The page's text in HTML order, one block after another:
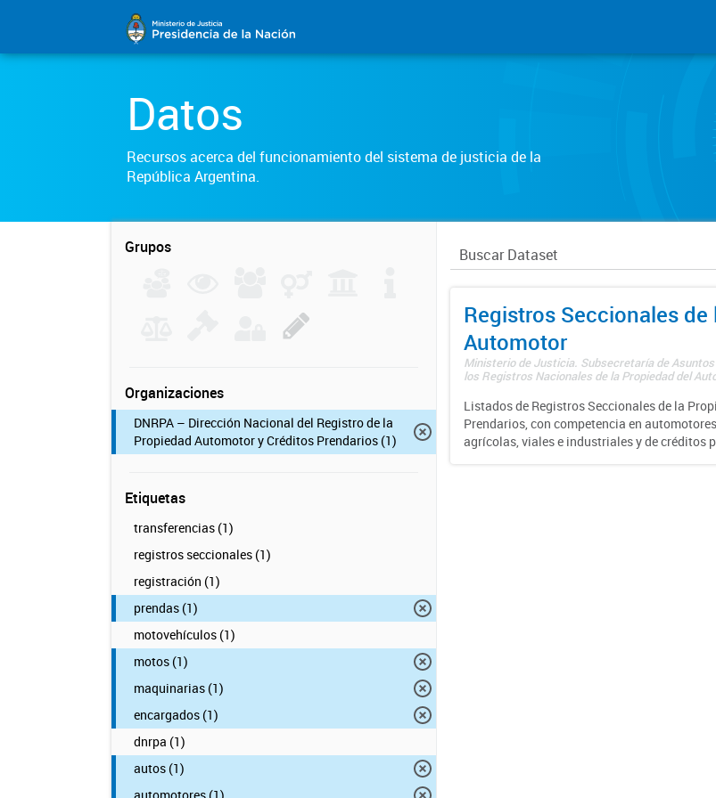
Datos
Recursos acerca del funcionamiento del sistema de justicia de la
República Argentina.
Grupos
Organizaciones
DNRPA – Dirección Nacional del Registro de la
Propiedad Automotor y Créditos Prendarios (1)
Etiquetas
transferencias (1)
registros seccionales (1)
registración (1)
prendas (1)
motovehículos (1)
motos (1)
maquinarias (1)
encargados (1)
dnrpa (1)
autos (1)
Registros Seccionales de
Automotor
Ministerio de Justicia. Subsecretaría de
los Registros Nacionales de la Propiedad del
Listados de Registros Seccionales de la
Prendarios, con competencia en
agrícolas, viales e industriales y de créditos